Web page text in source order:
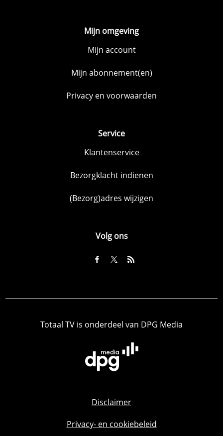
Mijn omgeving
Mijn account
Mijn abonnement(en)
Privacy en voorwaarden
Service
Klantenservice
Bezorgklacht indienen
(Bezorg)adres wijzigen
Volg ons
Totaal TV is onderdeel van DPG Media
Disclaimer
Privacy- en cookiebeleid